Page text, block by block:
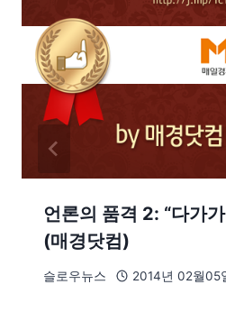
언론의 품격 2: “다가
(매경닷컴)
슬로우뉴스 2014년 02월05